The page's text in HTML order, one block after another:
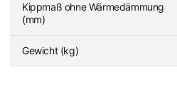
Kippmaß ohne Wärmedämmung
(mm)
Gewicht (kg)